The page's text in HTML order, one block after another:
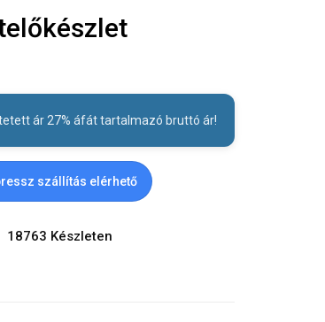
ár 27% áfát tartalmazó bruttó ár!
szállítás elérhető
18763 Készleten